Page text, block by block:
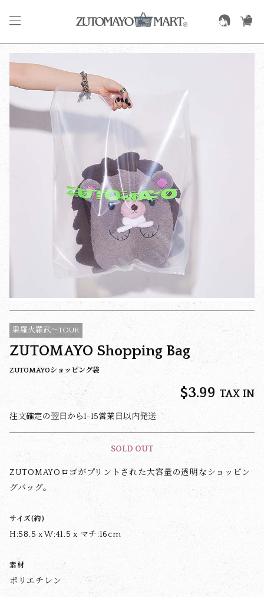
果羅火羅武〜TOUR
ZUTOMAYO Shopping Bag
ZUTOMAYOショッピング袋
$‌3.99 TAX IN
注文確定の翌日から1-15営業日以内発送
SOLD OUT
ZUTOMAYOロゴがプリントされた大容量の透明なショッピン
グバッグ。
サイズ(約)
H:58.5 x W:41.5 x マチ:16cm
素材
ポリエチレン